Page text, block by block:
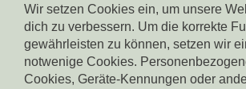
Wir setzen Cookies ein, um unsere
dich zu verbessern. Um die korrekte
gewährleisten zu können, setzen wir
notwenige Cookies.
Cookies, Geräte-Kennungen oder